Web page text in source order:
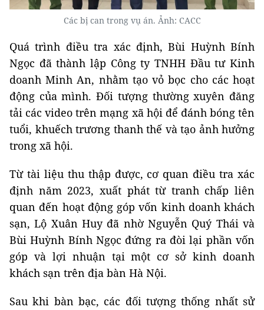
Các bị can trong vụ án. Ảnh: CACC
Quá trình điều tra xác định, Bùi Huỳnh Bính
Ngọc đã thành lập Công ty TNHH Đầu tư Kinh
doanh Minh An, nhằm tạo vỏ bọc cho các hoạt
động của mình. Đối tượng thường xuyên đăng
tải các video trên mạng xã hội để đánh bóng tên
tuổi, khuếch trương thanh thế và tạo ảnh hưởng
trong xã hội.
Từ tài liệu thu thập được, cơ quan điều tra xác
định năm 2023, xuất phát từ tranh chấp liên
quan đến hoạt động góp vốn kinh doanh khách
sạn, Lộ Xuân Huy đã nhờ Nguyễn Quý Thái và
Bùi Huỳnh Bính Ngọc đứng ra đòi lại phần vốn
góp và lợi nhuận tại một cơ sở kinh doanh
khách sạn trên địa bàn Hà Nội.
Sau khi bàn bạc, các đối tượng thống nhất sử